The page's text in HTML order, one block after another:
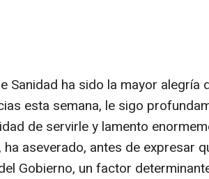
Sanidad ha sido la mayor alegría
esta semana, le sigo
de servirle y lamento
aseverado, antes de expresar
Gobierno, un factor